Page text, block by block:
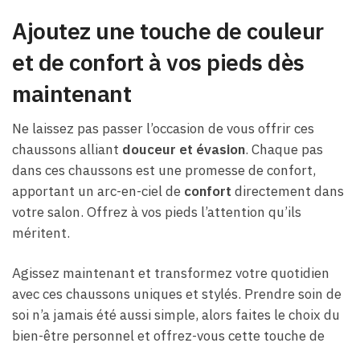
Ajoutez une touche de couleur
et de confort à vos pieds dès
maintenant
Ne laissez pas passer l’occasion de vous offrir ces
chaussons alliant douceur et évasion. Chaque pas
dans ces chaussons est une promesse de confort,
apportant un arc-en-ciel de confort directement dans
votre salon. Offrez à vos pieds l’attention qu’ils
méritent.
Agissez maintenant et transformez votre quotidien
avec ces chaussons uniques et stylés. Prendre soin de
soi n’a jamais été aussi simple, alors faites le choix du
bien-être personnel et offrez-vous cette touche de